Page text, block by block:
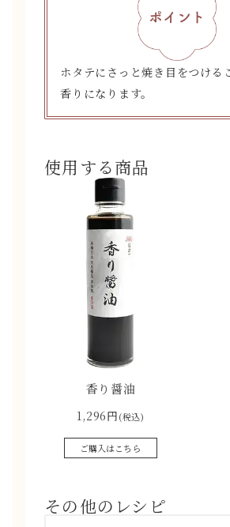
ホタテにさっと焼き目をつける
香りになります。
使用する商品
香り醤油
1,296円(税込)
ご購入はこちら
その他のレシピ